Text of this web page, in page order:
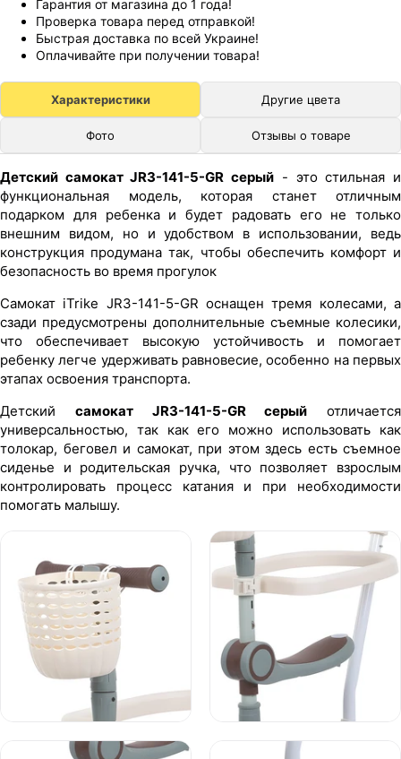
Гарантия от магазина до 1 года!
Проверка товара перед отправкой!
Быстрая доставка по всей Украине!
Оплачивайте при получении товара!
Характеристики Другие цвета
Фото Отзывы о товаре
Детский самокат JR3-141-5-GR серый - это стильная и
функциональная модель, которая станет отличным
подарком для ребенка и будет радовать его не только
внешним видом, но и удобством в использовании, ведь
конструкция продумана так, чтобы обеспечить комфорт и
безопасность во время прогулок
Самокат iTrike JR3-141-5-GR оснащен тремя колесами, а
сзади предусмотрены дополнительные съемные колесики,
что обеспечивает высокую устойчивость и помогает
ребенку легче удерживать равновесие, особенно на первых
этапах освоения транспорта.
Детский самокат JR3-141-5-GR серый отличается
универсальностью, так как его можно использовать как
толокар, беговел и самокат, при этом здесь есть съемное
сиденье и родительская ручка, что позволяет взрослым
контролировать процесс катания и при необходимости
помогать малышу.